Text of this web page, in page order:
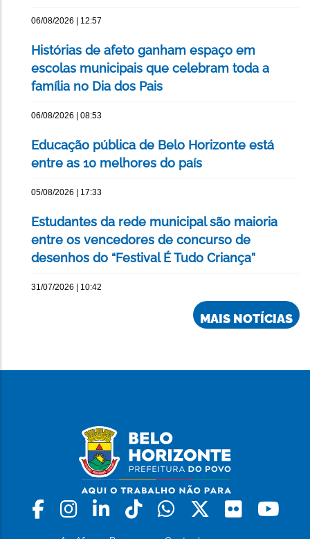
06/08/2026 | 12:57
Histórias de afeto ganham espaço em
escolas municipais que celebram toda a
família no Dia dos Pais
06/08/2026 | 08:53
Educação pública de Belo Horizonte está
entre as 10 melhores do país
05/08/2026 | 17:33
Estudantes da rede municipal são maioria
entre os vencedores de concurso de
desenhos do “Festival É Tudo Criança”
31/07/2026 | 10:42
MAIS NOTÍCIAS
Facebook
Instagram
LinkedinTiktokWhatsapp
X Flickr